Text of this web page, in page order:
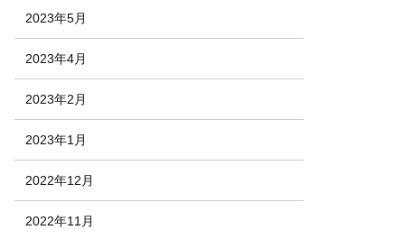
2023年5月
2023年4月
2023年2月
2023年1月
2022年12月
2022年11月